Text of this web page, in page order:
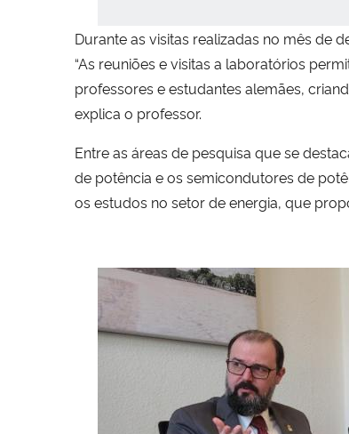
Durante as visitas realizadas no mês de
“As reuniões e visitas a laboratórios
professores e estudantes alemães,
explica o professor.
Entre as áreas de pesquisa que se
de potência e os semicondutores de
os estudos no setor de energia, que